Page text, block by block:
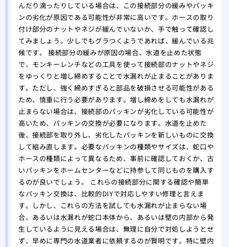
んだり滴ったりしている場合は、この接続部分の緩みやパッキ
ンの劣化が原因である可能性が非常に高いです。ホースの取り
付け部分のナットやネジが緩んでいないか、手で触って確認し
てみましょう。少しでもグラつくようであれば、緩んでいる兆
候です。 接続部分の緩みが原因の場合、水道を止めた状態
で、モンキーレンチなどの工具を使って接続部のナットやネジ
をゆっくりと増し締めすることで水漏れが止まることがありま
す。ただし、強く締めすぎると部品を破損させる可能性がある
ため、慎重に行う必要があります。増し締めをしても水漏れが
止まらない場合は、接続部のパッキンが劣化している可能性が
高いため、パッキンの交換が必要になります。水道を止めた
後、接続部を取り外し、劣化したパッキンを新しいものに交換
して組み直します。必要なパッキンの種類やサイズは、蛇口や
ホースの種類によって異なるため、事前に確認しておくか、古
いパッキンをホームセンターなどに持参して同じものを購入す
るのが良いでしょう。 これらの接続部分に関する確認や簡単
なパッキン交換は、比較的DIYで対応しやすい修理と言えま
す。しかし、これらの方法を試しても水漏れが止まらない場
合、あるいは水漏れが蛇口本体から、あるいは壁の内部から発
生しているように見える場合は、無理に自分で対処しようとせ
ず、早めに専門の水道業者に依頼するのが賢明です。特に壁内